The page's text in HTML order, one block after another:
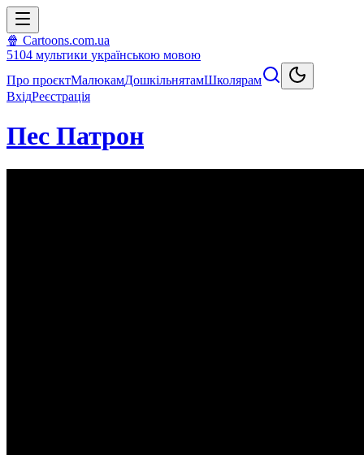
🍿 Cartoons.com.ua
5104 мультики українською мовою
Про проєктМалюкамДошкільнятамШколярам
ВхідРеєстрація
Пес Патрон